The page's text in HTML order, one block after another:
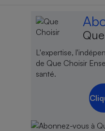
L'expertise,
de Que Choisir
santé.